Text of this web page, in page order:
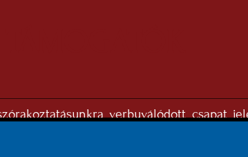
verbuválódott csapat